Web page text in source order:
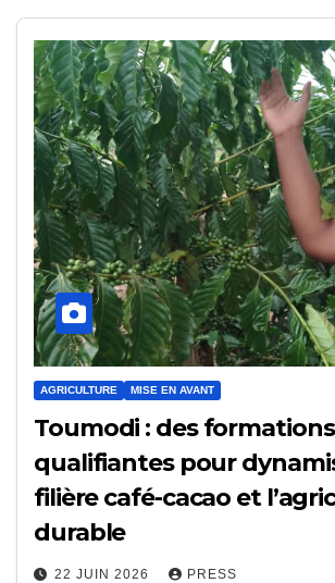
AGRICULTURE MISE EN AVANT
Toumodi : des formations
qualifiantes pour
filière café-cacao et
durable
22 JUIN 2026 PRESS